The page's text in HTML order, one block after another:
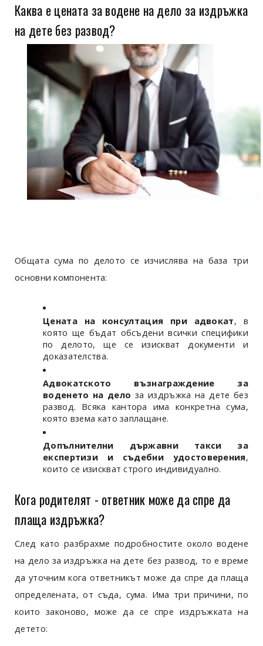
Каква е цената за водене на дело за издръжка
на дете без развод?
Общата сума по делото се изчислява на база три
основни компонента:
Цената на консултация при адвокат, в
която ще бъдат обсъдени всички специфики
по делото, ще се изискват документи и
доказателства.
Адвокатското възнаграждение за
воденето на дело за издръжка на дете без
развод. Всяка кантора има конкретна сума,
която взема като заплащане.
Допълнителни държавни такси за
експертизи и съдебни удостоверения,
които се изискват строго индивидуално.
Кога родителят - ответник може да спре да
плаща издръжка?
След като разбрахме подробностите около водене
на дело за издръжка на дете без развод, то е време
да уточним кога ответникът може да спре да плаща
определената, от съда, сума. Има три причини, по
които законово, може да се спре издръжката на
детето: